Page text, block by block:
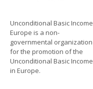
Unconditional Basic Income
Europe is a non-
governmental organization
for the promotion of the
Unconditional Basic Income
in Europe.